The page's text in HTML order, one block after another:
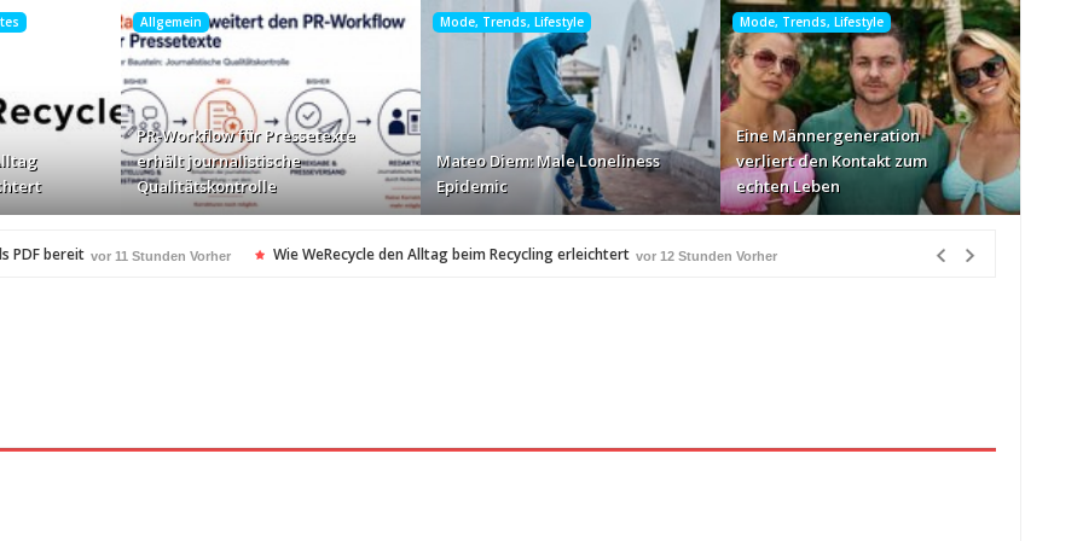
Allgemein
PR-Workflow für Pressetexte
erhält journalistische
Qualitätskontrolle
Mode, Trends, Lifestyle
Mateo Diem: Male Loneliness
Epidemic
Mode, Trends, Lifestyle
Eine Männergeneration
verliert den Kontakt zum
echten Leben
PDF bereit vor 11 Stunden Vorher Wie WeRecycle den Alltag beim Recycling erleichtert vor 12 Stunden Vorher
Europas für Extreme Platform ONE